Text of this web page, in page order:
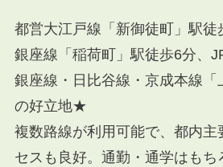
都営大江戸線「新御徒町」駅徒
銀座線「稲荷町」駅徒歩6分、
銀座線・日比谷線・京成本線「
の好立地★
複数路線が利用可能で、都内主
セスも良好。通勤・通学はもち